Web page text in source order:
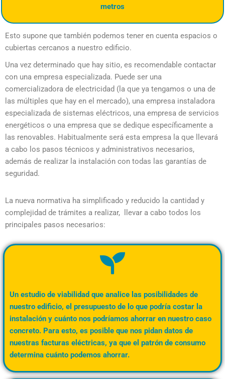
metros
Esto supone que también podemos tener en cuenta espacios o
cubiertas cercanos a nuestro edificio.
Una vez determinado que hay sitio, es recomendable contactar
con una empresa especializada. Puede ser una
comercializadora de electricidad (la que ya tengamos o una de
las múltiples que hay en el mercado), una empresa instaladora
especializada de sistemas eléctricos, una empresa de servicios
energéticos o una empresa que se dedique específicamente a
las renovables. Habitualmente será esta empresa la que llevará
a cabo los pasos técnicos y administrativos necesarios,
además de realizar la instalación con todas las garantías de
seguridad.
La nueva normativa ha simplificado y reducido la cantidad y
complejidad de trámites a realizar, llevar a cabo todos los
principales pasos necesarios:
Un estudio de viabilidad que analice las posibilidades de
nuestro edificio, el presupuesto de lo que podría costar la
instalación y cuánto nos podríamos ahorrar en nuestro caso
concreto. Para esto, es posible que nos pidan datos de
nuestras facturas eléctricas, ya que el patrón de consumo
determina cuánto podemos ahorrar.